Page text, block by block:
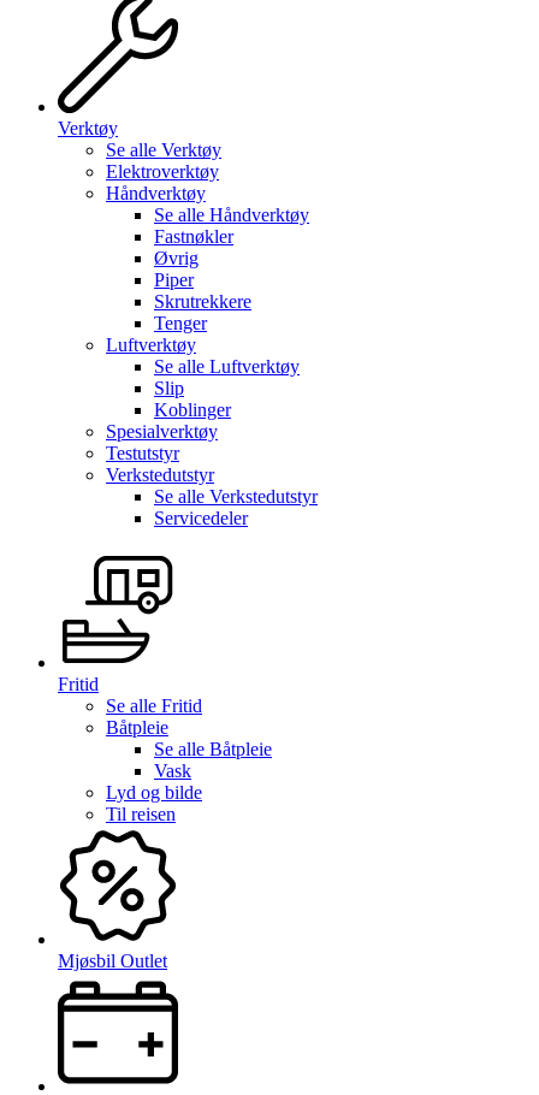
Verktøy
Se alle Verktøy
Elektroverktøy
Håndverktøy
Se alle Håndverktøy
Fastnøkler
Øvrig
Piper
Skrutrekkere
Tenger
Luftverktøy
Se alle Luftverktøy
Slip
Koblinger
Spesialverktøy
Testutstyr
Verkstedutstyr
Se alle Verkstedutstyr
Servicedeler
Fritid
Se alle Fritid
Båtpleie
Se alle Båtpleie
Vask
Lyd og bilde
Til reisen
Mjøsbil Outlet